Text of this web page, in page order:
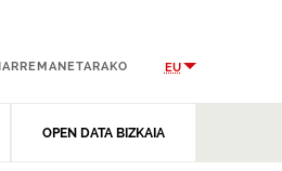
OPEN DATA BIZKAIA
EU